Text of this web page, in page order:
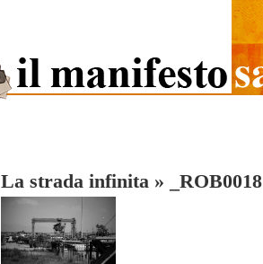
La strada infinita » _ROB0018